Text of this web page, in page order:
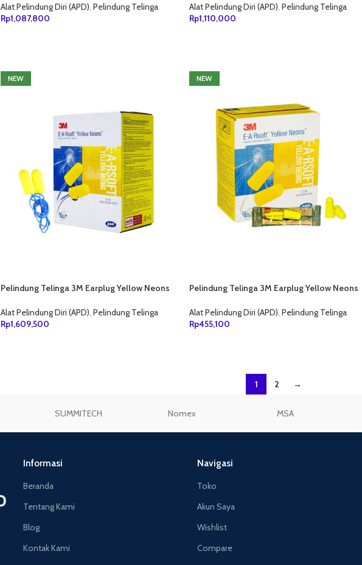
Alat Pelindung Diri (APD), Pelindung Telinga
Rp1,087,800
Alat Pelindung Diri (APD), Pelindung Telinga
Rp1,110,000
NEW
Pelindung Telinga 3M Earplug Yellow Neons
Alat Pelindung Diri (APD), Pelindung Telinga
Rp1,609,500
NEW
Pelindung Telinga 3M Earplug Yellow Neons
Alat Pelindung Diri (APD), Pelindung Telinga
Rp455,100
1 2 →
SUMMITECH Nomex MSA
Informasi
Beranda
Tentang Kami
Blog
Kontak Kami
Navigasi
Toko
Akun Saya
Wishlist
Compare